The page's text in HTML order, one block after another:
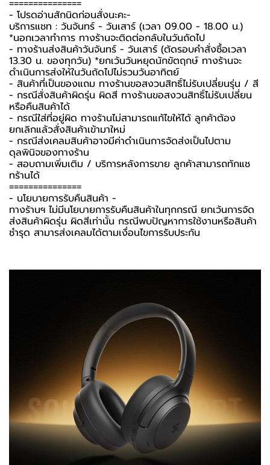
===============
-️ โปรดอ่านสักนิดก่อนสั่งนะคะ-️
บริการแชท : วันจันทร์ - วันเสาร์ (เวลา 09.00 - 18.00 น.)
*นอกเวลาทำการ ทางร้านจะติดต่อกลับในวันถัดไป
- ทางร้านส่งสินค้าวันจันทร์ - วันเสาร์ (ตัดรอบคำสั่งซื้อเวลา
13.30 น. ของทุกวัน) *ยกเว้นวันหยุดนักขัตฤกษ์ ทางร้านจะ
ดำเนินการส่งให้ในวันถัดไปไม่รวมวันอาทิตย์
- สินค้าที่เป็นของแถม ทางร้านขอสงวนสิทธิ์ไม่รับเปลี่ยนรุ่น / สี
- กรณีสั่งสินค้าผิดรุ่น ผิดสี ทางร้านขอสงวนสิทธิ์ไม่รับเปลี่ยน
หรือคืนสินค้าได้
- กรณีใส่ที่อยู่ผิด ทางร้านไม่สามารถแก้ไขให้ได้ ลูกค้าต้อง
ยกเลิกแล้วสั่งสินค้าเข้ามาใหม่
- กรณีส่งเคลมสินค้าอาจมีค่าดำเนินการจัดส่งเป็นไปตาม
ดุลพินิจของทางร้าน
- สอบถามเพิ่มเติม / บริการหลังการขาย ลูกค้าสามารถทักแช
ทร้านได้
===============
-️ นโยบายการรับคืนสินค้า -️
ทางร้านฯ ไม่มีนโยบายการรับคืนสินค้าในทุกกรณี ยกเว้นการจัด
ส่งสินค้าผิดรุ่น ผิดสีเท่านั้น กรณีพบปัญหาการใช้งานหรือสินค้า
ชำรุด สามารส่งเคลมได้ตามเงื่อนไขการรับประกัน